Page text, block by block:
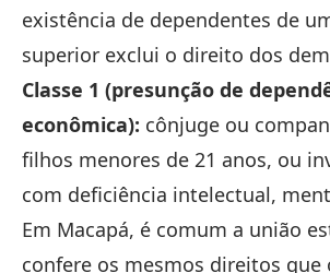
existência de dependentes de
superior exclui o direito dos
Classe 1 (presunção de
econômica): cônjuge ou
filhos menores de 21 anos, ou
com deficiência intelectual,
Em Macapá, é comum a união
confere os mesmos direitos que